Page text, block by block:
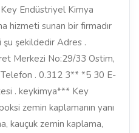
Endüstriyel Kimya
hizmeti sunan bir firmadır
şekildedir Adres .
Merkezi No:29/33 Ostim,
. 0.312 3** *5 30 E-
. keykimya*** Key
zemin kaplamanın yanı
kauçuk zemin kaplama,